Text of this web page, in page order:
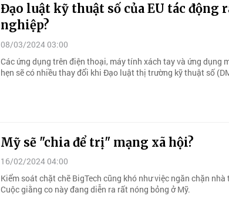
Đạo luật kỹ thuật số của EU tác động
nghiệp?
08/03/2024 03:00
Các ứng dụng trên điện thoại, máy tính xách tay và ứng dụng
hẹn sẽ có nhiều thay đổi khi Đạo luật thị trường kỹ thuật số
Mỹ sẽ "chia để trị" mạng xã hội?
16/02/2024 04:00
Kiểm soát chặt chẽ BigTech cũng khó như việc ngăn chặn
Cuộc giằng co này đang diễn ra rất nóng bỏng ở Mỹ.